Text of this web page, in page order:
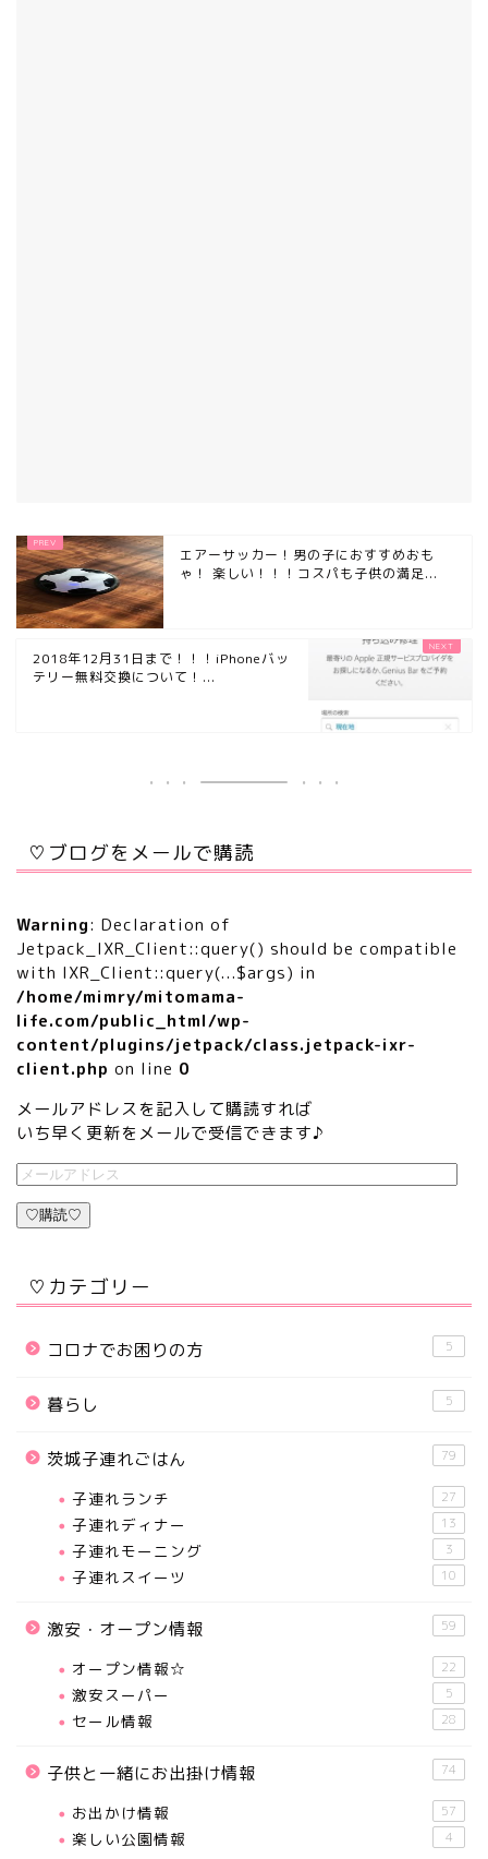
エアーサッカー！男の子におすすめおも
ゃ！ 楽しい！！！コスパも子供の満足...
2018年12月31日まで！！！iPhoneバッ
テリー無料交換について！...
♡ブログをメールで購読
Warning: Declaration of
Jetpack_IXR_Client::query() should be compatible
with IXR_Client::query(...$args) in
/home/mimry/mitomama-
life.com/public_html/wp-
content/plugins/jetpack/class.jetpack-ixr-
client.php on line 0
メールアドレスを記入して購読すれば
いち早く更新をメールで受信できます♪
♡購読♡
♡カテゴリー
コロナでお困りの方 5
暮らし 5
茨城子連れごはん 79
子連れランチ 27
子連れディナー 13
子連れモーニング 3
子連れスイーツ 10
激安・オープン情報 59
オープン情報☆ 22
激安スーパー 5
セール情報 28
子供と一緒にお出掛け情報 74
お出かけ情報 57
楽しい公園情報 4